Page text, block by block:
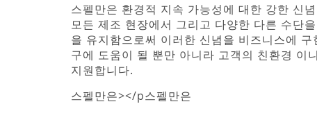
스펠만은 환경적 지속 가능성에 대한 강한 신
모든 제조 현장에서 그리고 다양한 다른 수단
을 유지함으로써 이러한 신념을 비즈니스에
구에 도움이 될 뿐만 아니라 고객의 친환경 이
지원합니다.
스펠만은></p스펠만은